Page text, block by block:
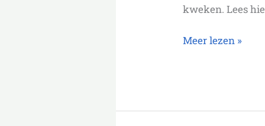
kweken. Lees
Meer lezen »